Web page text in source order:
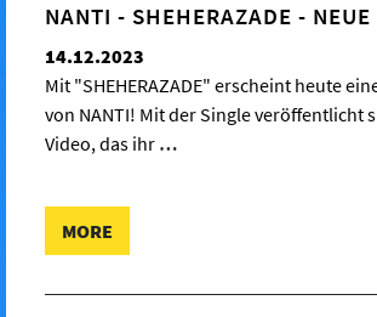
NANTI - SHEHERAZADE - NEUE
14.12.2023
Mit "SHEHERAZADE" erscheint heute
von NANTI! Mit der Single veröffentlicht
Video, das ihr …
MORE